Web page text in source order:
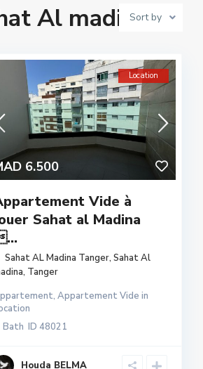
Sort by
Al madina
6.500
Location
Vide à
Sahat al Madina
Sahat AL Madina Tanger, Sahat Al
, Tanger
, Appartement Vide in
Bath ID 48021
Houda BELMA